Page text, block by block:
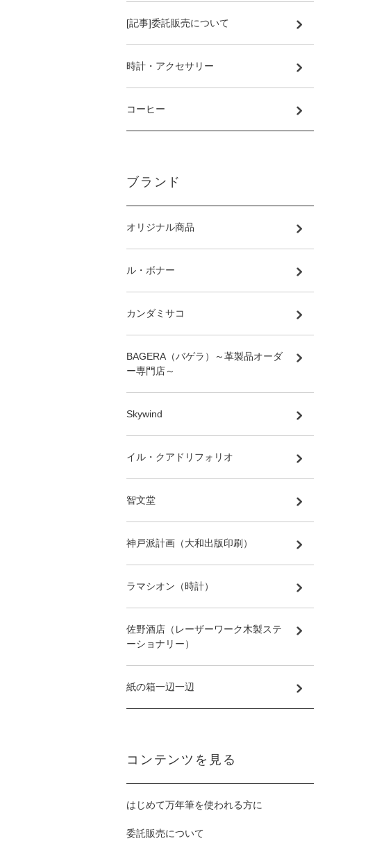
[記事]委託販売について
時計・アクセサリー
コーヒー
ブランド
オリジナル商品
ル・ボナー
カンダミサコ
BAGERA（バゲラ）～革製品オーダ
ー専門店～
Skywind
イル・クアドリフォリオ
智文堂
神戸派計画（大和出版印刷）
ラマシオン（時計）
佐野酒店（レーザーワーク木製ステ
ーショナリー）
紙の箱一辺一辺
コンテンツを見る
はじめて万年筆を使われる方に
委託販売について